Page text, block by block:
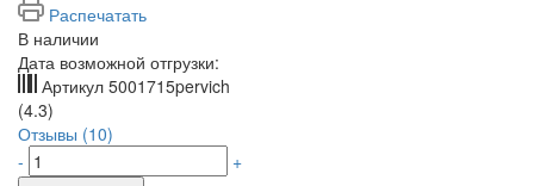
Распечатать
В наличии
Дата возможной отгрузки:
Артикул 5001715pervich
(4.3)
Отзывы (10)
-
+